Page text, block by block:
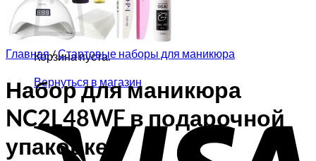
Корзина пуста.
Вернуться в магазин
Главная/Стартовые наборы для маникюра
Набор для маникюра
NC2L48WF в подарочной
упаковке